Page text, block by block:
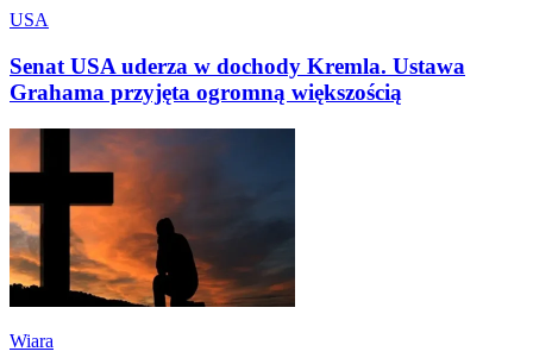
USA
Senat USA uderza w dochody Kremla. Ustawa
Grahama przyjęta ogromną większością
Wiara